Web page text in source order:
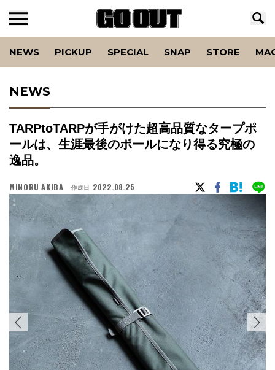
NEWS PICKUP SPECIAL SNAP STORE
NEWS
TARPtoTARPが手がけた超高品質なタープポ
ールは、生涯最後のポールになり得る究極の
逸品。
MINORU AKIBA 作成日 2022.08.25